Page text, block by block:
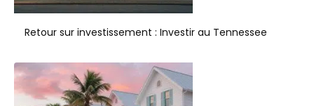
Retour sur investissement : Investir au Tennessee